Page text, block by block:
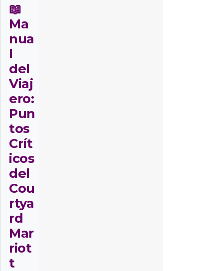
📖
Ma
nua
l
del
Viaj
ero:
Pun
tos
Crít
icos
del
Cou
rtya
rd
Mar
riot
t